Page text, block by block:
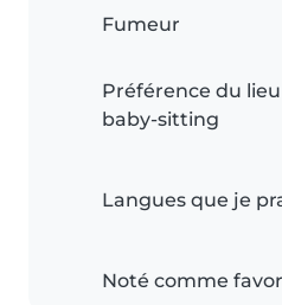
Fumeur
Préférence du
baby-sitting
Langues que je
Noté comme